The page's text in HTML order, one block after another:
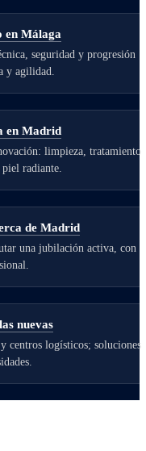
en Málaga
seguridad y progresión
y agilidad.
en Madrid
limpieza, tratamiento
radiante.
de Madrid
una jubilación activa, con
nuevas
centros logísticos; soluciones